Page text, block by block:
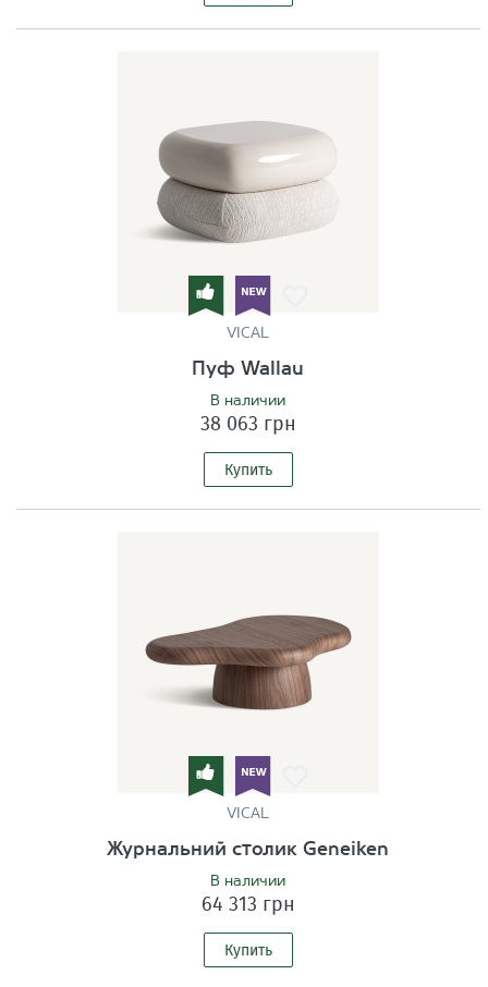
VICAL
Пуф Wallau
В наличии
38 063 грн
Купить
VICAL
Журнальний столик Geneiken
В наличии
64 313 грн
Купить